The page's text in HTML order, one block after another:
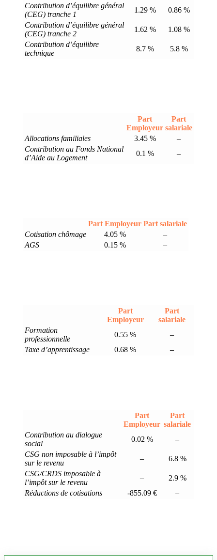
Contribution d’équilibre général
(CEG) tranche 1
1.29 %
0.86 %
Contribution d’équilibre général
(CEG) tranche 2
1.62 %
1.08 %
Contribution d’équilibre
technique
8.7 % 5.8 %
Part
Employeur
Part
salariale
Allocations familiales
3.45 %
–
Contribution au Fonds National
d’Aide au Logement
0.1 % –
Part Employeur Part salariale
Cotisation chômage
4.05 %
–
AGS
0.15 % –
Part
Employeur
Part
salariale
Formation
professionnelle
0.55 %
–
Taxe d’apprentissage
0.68 % –
Part
Employeur
Part
salariale
Contribution au dialogue
social
0.02 %
–
CSG non imposable à l’impôt
sur le revenu
–
6.8 %
CSG/CRDS imposable à
l’impôt sur le revenu
–
2.9 %
Réductions de cotisations
-855.09 € –